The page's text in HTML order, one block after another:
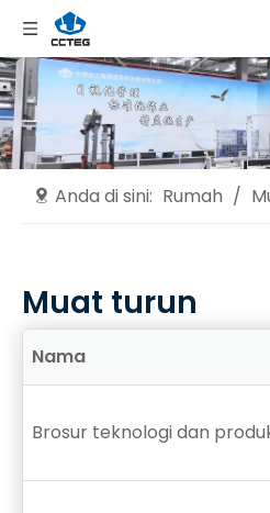
Anda di sini: Rumah /
Muat turun
Nama
Brosur teknologi dan